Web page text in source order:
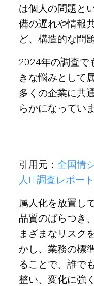
は個人の問題と
備の遅れや情報
ど、構造的な問
2024年の調査で
きな悩みとして
多くの企業に共
らかになっていま
引用元： 全国情
人IT調査レポート
属人化を放置し
品質のばらつき
まざまなリスク
かし、業務の標
ることで、誰で
整い、変化に強